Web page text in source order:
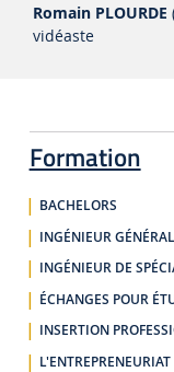
Formation
BACHELORS
INGÉNIEUR
INGÉNIEUR DE
ÉCHANGES POUR
INSERTION
Romain PLOURDE
vidéaste